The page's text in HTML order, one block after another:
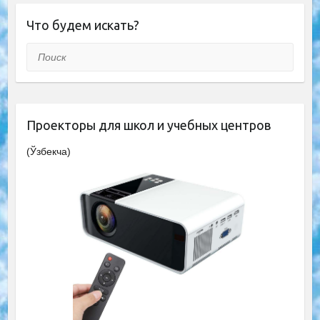
Что будем искать?
Поиск
Проекторы для школ и учебных центров
(Ўзбекча)